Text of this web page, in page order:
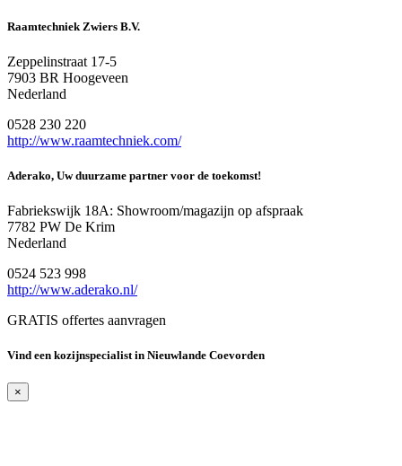
Raamtechniek Zwiers B.V.
Zeppelinstraat 17-5
7903 BR Hoogeveen
Nederland
0528 230 220
http://www.raamtechniek.com/
Aderako, Uw duurzame partner voor de toekomst!
Fabriekswijk 18A: Showroom/magazijn op afspraak
7782 PW De Krim
Nederland
0524 523 998
http://www.aderako.nl/
GRATIS offertes aanvragen
Vind een kozijnspecialist in Nieuwlande Coevorden
×